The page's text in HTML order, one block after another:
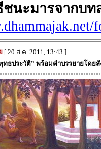
นะมารจากบท
[ 20 ส.ค. 2011, 13:43 ]
ทธประวัติ” พร้อมคำบรรยายโดย